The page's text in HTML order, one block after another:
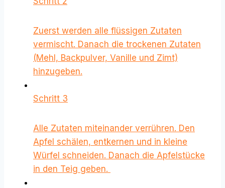
Zuerst werden alle flüssigen Zutaten
vermischt. Danach die trockenen Zutaten
(Mehl, Backpulver, Vanille und Zimt)
hinzugeben.
Schritt 3
Alle Zutaten miteinander verrühren. Den
Apfel schälen, entkernen und in kleine
Würfel schneiden. Danach die Apfelstücke
in den Teig geben.